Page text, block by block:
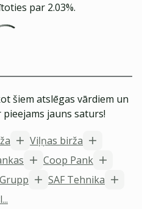
par 2.03%.
šiem atslēgas vārdiem un
jauns saturs!
Viļņas birža
Coop Pank
SAF Tehnika